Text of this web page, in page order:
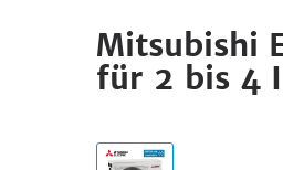
Mitsubishi
für 2 bis 4